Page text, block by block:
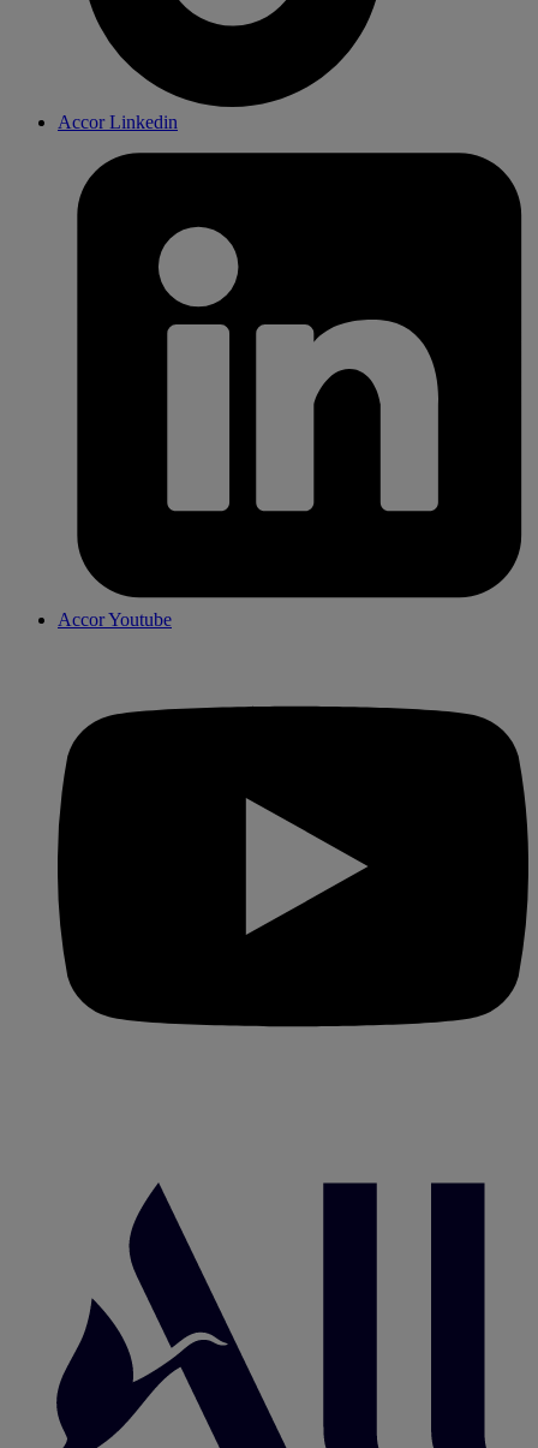
Accor Linkedin
Accor Youtube